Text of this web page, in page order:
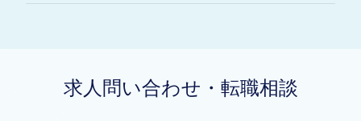
求人問い合わせ・転職相談